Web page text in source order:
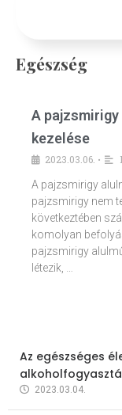
Egészség
A
kezelése
2023.03.06. •
A pajzsmirigy
pajzsmirigy nem
következtében
komolyan
pajzsmirigy
létezik, …
Az egészséges
2023.03.04.